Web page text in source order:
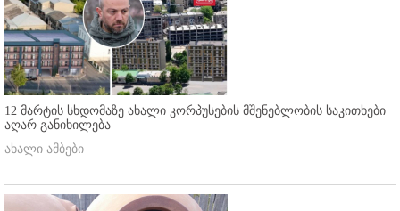
12 მარტის სხდომაზე ახალი კორპუსების მშენებლობის საკითხები
აღარ განიხილება
ახალი ამბები